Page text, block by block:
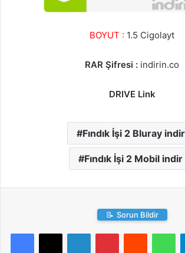
BOYUT : 1.5 Cigolayt
RAR Şifresi : indirin.co
DRIVE Link
Fındık İşi 2 Bluray indir
Fındık İşi 2 Mobil indir
📝 Sorun Bildir